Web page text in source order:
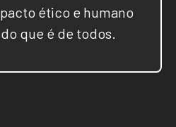
ético e humano
que é de todos.